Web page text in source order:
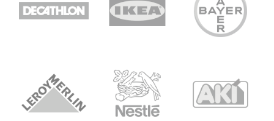
non-profits must be quoted individually. To record
these kinds of content, the real spoken time of the
the real spoken time; breathing pauses are an
integrated part of the text.